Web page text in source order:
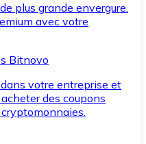
plus grande envergure.
avec votre
Bitnovo
votre entreprise et
des coupons